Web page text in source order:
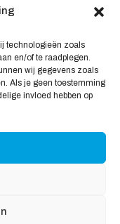
technologieën zoals
en/of te raadplegen.
wij gegevens zoals
Als je geen toestemming
invloed hebben op